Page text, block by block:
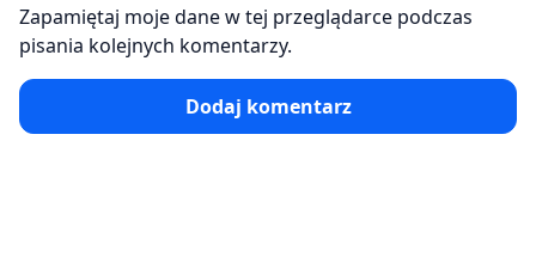
Zapamiętaj moje dane w tej przeglądarce podczas
pisania kolejnych komentarzy.
Dodaj komentarz